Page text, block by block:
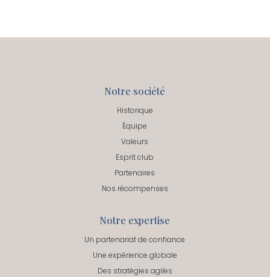
Notre société
Historique
Équipe
Valeurs
Esprit club
Partenaires
Nos récompenses
Notre expertise
Un partenariat de confiance
Une expérience globale
Des stratégies agiles